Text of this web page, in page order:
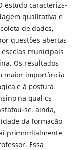
estudo caracteriza-
qualitativa e
de dados,
questões abertas
municipais
Os resultados
maior importância
e à postura
na qual os
se, ainda,
da formação
primordialmente
Essa